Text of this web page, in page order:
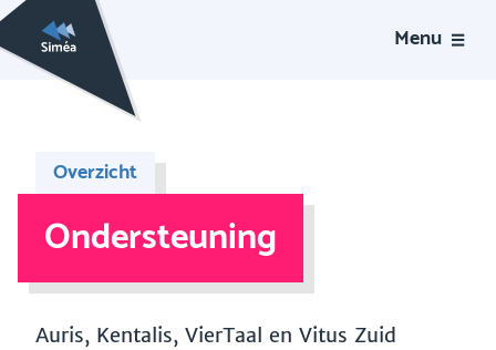
Menu
Overzicht
Ondersteuning
Auris, Kentalis, VierTaal en Vitus Zuid